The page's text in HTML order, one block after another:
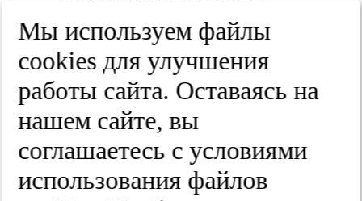
участвующие в исследовании, обратились
самостоятельно или были направлены
гинекологом-эндокринологом в период с
2015—2016 гг.
Критерии включения: возраст 45—55 лет;
олигоменореи или отсутствие
менструальной функции в течение 12 мес;
уровень фолликулостимулирующего
гормона (ФСГ) >20 мЕд/мл;
ультразвуковые критерии,
соответствующие периоду
Мы используем файлы
cооkies для улучшения
работы сайта. Оставаясь на
нашем сайте, вы
соглашаетесь с условиями
использования файлов